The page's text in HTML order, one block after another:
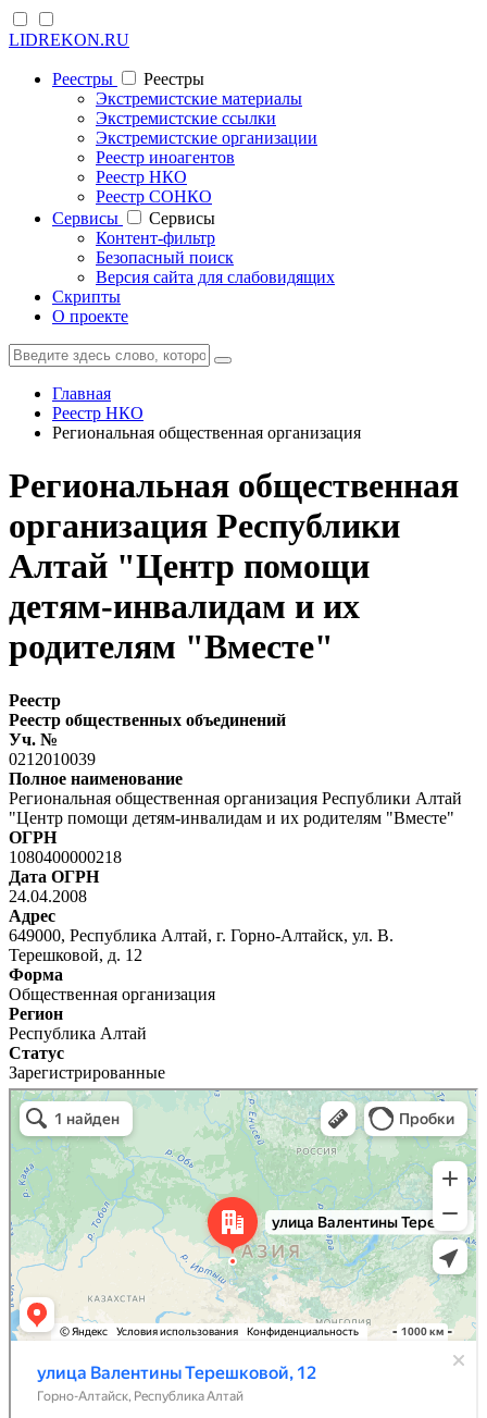
LIDREKON.RU
Реестры
Реестры
Экстремистские материалы
Экстремистские ссылки
Экстремистские организации
Реестр иноагентов
Реестр НКО
Реестр СОНКО
Cервисы
Cервисы
Контент-фильтр
Безопасный поиск
Версия сайта для слабовидящих
Скрипты
О проекте
Главная
Реестр НКО
Региональная общественная организация
Региональная общественная
организация Республики
Алтай "Центр помощи
детям-инвалидам и их
родителям "Вместе"
Реестр
Реестр общественных объединений
Уч. №
0212010039
Полное наименование
Региональная общественная организация Республики Алтай
"Центр помощи детям-инвалидам и их родителям "Вместе"
ОГРН
1080400000218
Дата ОГРН
24.04.2008
Адрес
649000, Республика Алтай, г. Горно-Алтайск, ул. В.
Терешковой, д. 12
Форма
Общественная организация
Регион
Республика Алтай
Статус
Зарегистрированные